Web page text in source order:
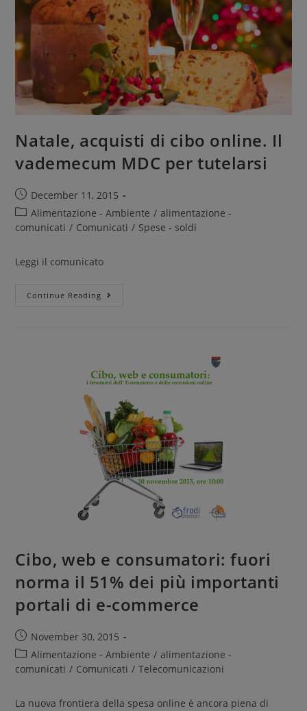
Natale, acquisti di cibo online. Il
vademecum MDC per tutelarsi
December 11, 2015
Alimentazione - Ambiente / alimentazione -
comunicati / Comunicati / Spese - soldi
Leggi il comunicato
Continue Reading
Cibo, web e consumatori: fuori
norma il 51% dei più importanti
portali di e-commerce
November 30, 2015
Alimentazione - Ambiente / alimentazione -
comunicati / Comunicati / Telecomunicazioni
La nuova frontiera della spesa online è ancora piena di